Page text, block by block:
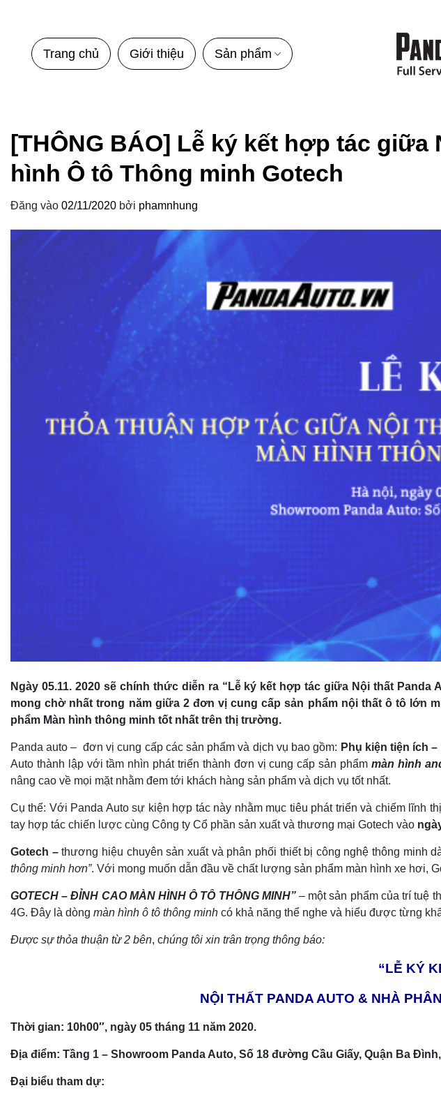
Trang chủ Giới thiệu Sản phẩm
[THÔNG BÁO] Lễ ký kết hợp tác
hình Ô tô Thông minh Gotech
Đăng vào 02/11/2020 bởi phamnhung
Ngày 05.11. 2020 sẽ chính thức diễn ra “Lễ ký kết hợp tác giữa Nội thất
mong chờ nhất trong năm giữa 2 đơn vị cung cấp sản phẩm nội thất ô tô lớn
phẩm Màn hình thông minh tốt nhất trên thị trường.
Panda auto – đơn vị cung cấp các sản phẩm và dịch vụ bao gồm: Phụ kiện tiện ích
Auto thành lập với tầm nhìn phát triển thành đơn vị cung cấp sản phẩm màn hình
nâng cao về mọi mặt nhằm đem tới khách hàng sản phẩm và dịch vụ tốt nhất.
Cụ thể: Với Panda Auto sự kiện hợp tác này nhằm mục tiêu phát triển và chiếm lĩnh
tay hợp tác chiến lược cùng Công ty Cổ phần sản xuất và thương mại Gotech vào
Gotech –thương hiệu chuyên sản xuất và phân phối thiết bị công nghệ thông minh
thông minh hơn”. Với mong muốn dẫn đầu về chất lượng sản phẩm màn hình xe hơi,
GOTECH – ĐỈNH CAO MÀN HÌNH Ô TÔ THÔNG MINH”– một sản phẩm của trí tuệ
4G. Đây là dòng màn hình ô tô thông minh có khả năng thể nghe và hiểu được từng
Được sự thỏa thuận từ 2 bên, chúng tôi xin trân trọng thông báo:
“LỄ KÝ
NỘI THẤT PANDA AUTO & NHÀ
Thời gian: 10h00″, ngày 05 tháng 11 năm 2020.
Địa điểm: Tầng 1 – Showroom Panda Auto, Số 18 đường Cầu Giấy, Quận Ba Đình,
Đại biểu tham dự: